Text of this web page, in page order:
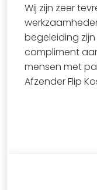
Wij zijn zeer
begeleiding
compliment
mensen met
Afzender Flip